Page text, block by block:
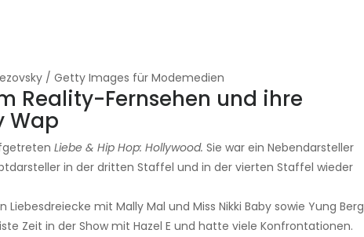
/ Getty Images für Modemedien
Reality-Fernsehen und ihre
Wap
Liebe & Hip Hop: Hollywood. Sie war ein Nebendarsteller
in der dritten Staffel und in der vierten Staffel wieder
mit Mally Mal und Miss Nikki Baby sowie Yung Berg
Zeit in der Show mit Hazel E und hatte viele Konfrontationen.